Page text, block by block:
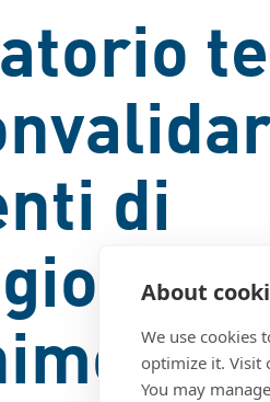
About
We use cookies
optimize it. Visit
You may
di
e
i